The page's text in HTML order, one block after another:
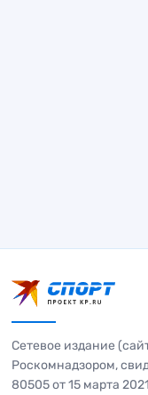
Сетевое издание
Роскомнадзором,
80505 от 15 марта